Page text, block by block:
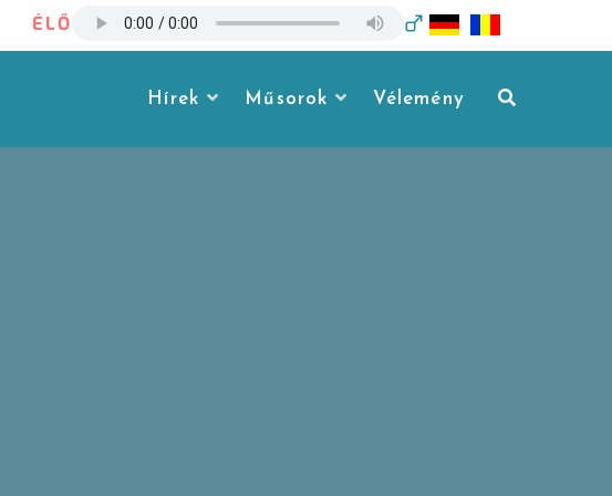
ÉLŐ
Hírek Műsorok Vélemény